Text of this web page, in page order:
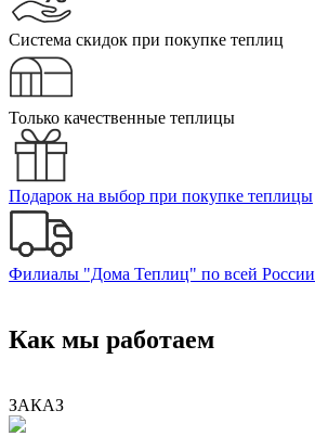
Система скидок при покупке теплиц
Только качественные теплицы
Подарок на выбор при покупке теплицы
Филиалы "Дома Теплиц" по всей России
Как мы работаем
ЗАКАЗ